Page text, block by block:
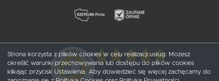
5/ 5
Strona korzysta z plików cookies w celu realizacji usług. Możesz
określić warunki przechowywania lub dostępu do plików cookies
klikając przycisk Ustawienia. Aby dowiedzieć się więcej zachęcamy do